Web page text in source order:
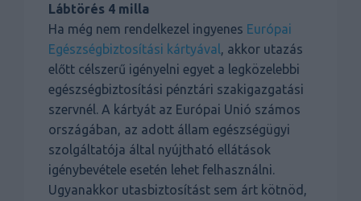
Lábtörés 4 milla
Ha még nem rendelkezel ingyenes Európai
Egészségbiztosítási kártyával , akkor utazás
előtt célszerű igényelni egyet a legközelebbi
egészségbiztosítási pénztári szakigazgatási
szervnél. A kártyát az Európai Unió számos
országában, az adott állam egészségügyi
szolgáltatója által nyújtható ellátások
igénybevétele esetén lehet felhasználni.
Ugyanakkor utasbiztosítást sem árt kötnöd,